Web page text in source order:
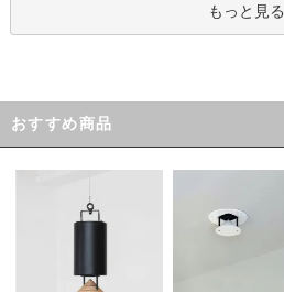
もっと見る
おすすめ商品